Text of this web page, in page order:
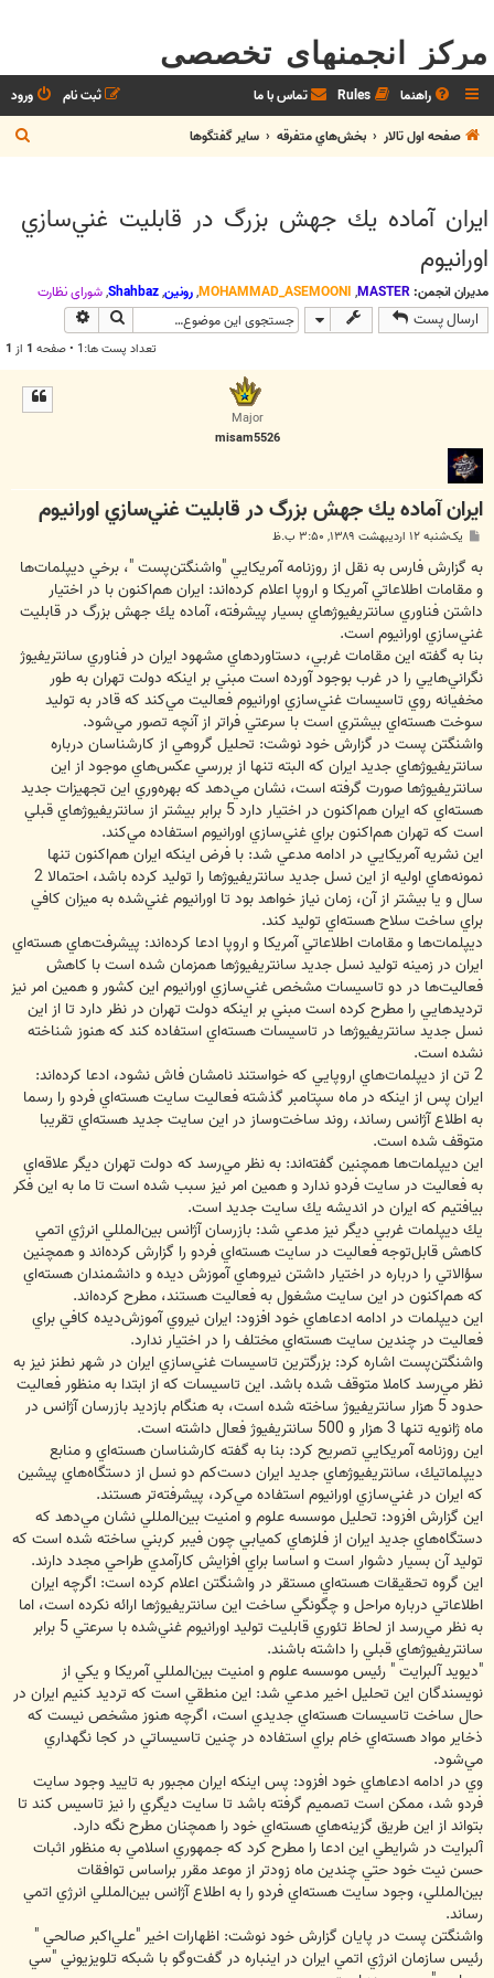
مرکز انجمنهای تخصصی
راهنما Rules تماس با ما ورود
ثبت نام
صفحه اول تالار
بخش‌‌هاي متفرقه ساير گفتگوها
س
ايران آماده يك جهش بزرگ در قابليت غني‌سازي
اورانيوم
مدیران انجمن: MASTER
,
MOHAMMAD_ASEMOONI
,رونین,
Shahbaz
,شوراي نظارت
ارسال پست جستجو
تعداد پست ها:1 • صفحه 1 از 1
Major
misam5526
ايران آماده يك جهش بزرگ در قابليت غني‌سازي اورانيوم
ت
یک‌شنبه ۱۲ اردیبهشت ۱۳۸۹, ۳:۵۰ ب.ظ
به گزارش فارس به نقل از روزنامه آمريكايي "واشنگتن‌پست "، برخي ديپلمات‌ها
و مقامات اطلاعاتي آمريكا و اروپا اعلام كرده‌اند: ايران هم‌اكنون با در اختيار
داشتن فناوري سانتريفيوژهاي بسيار پيشرفته، آماده يك جهش بزرگ در قابليت
غني‌سازي اورانيوم است.
بنا به گفته اين مقامات غربي، دستاوردهاي مشهود ايران در فناوري سانتريفيوژ
نگراني‌هايي را در غرب بوجود آورده است مبني بر اينكه دولت تهران به طور
مخفيانه روي تاسيسات غني‌سازي اورانيوم فعاليت مي‌كند كه قادر به توليد
سوخت هسته‌اي بيشتري است با سرعتي فراتر از آنچه تصور مي‌شود.
واشنگتن پست در گزارش خود نوشت: تحليل گروهي از كارشناسان درباره
سانتريفيوژهاي جديد ايران كه البته تنها از بررسي عكس‌هاي موجود از اين
سانتريفيوژها صورت گرفته است، نشان مي‌دهد كه بهره‌وري اين تجهيزات جديد
هسته‌اي كه ايران هم‌اكنون در اختيار دارد 5 برابر بيشتر از سانتريفيوژهاي قبلي
است كه تهران هم‌اكنون براي غني‌سازي اورانيوم استفاده مي‌كند.
اين نشريه آمريكايي در ادامه مدعي شد: با فرض اينكه ايران هم‌اكنون تنها
نمونه‌هاي اوليه از اين نسل جديد سانتريفيوژها را توليد كرده باشد، احتمالا 2
سال و يا بيشتر از آن، زمان نياز خواهد بود تا اورانيوم غني‌شده به ميزان كافي
براي ساخت سلاح هسته‌اي توليد كند.
ديپلمات‌ها و مقامات اطلاعاتي آمريكا و اروپا ادعا كرده‌اند: پيشرفت‌هاي هسته‌اي
ايران در زمينه توليد نسل جديد سانتريفيوژها همزمان شده است با كاهش
فعاليت‌ها در دو تاسيسات مشخص غني‌سازي اورانيوم اين كشور و همين امر نيز
ترديدهايي را مطرح كرده است مبني بر اينكه دولت تهران در نظر دارد تا از اين
نسل جديد سانتريفيوژها در تاسيسات هسته‌اي استفاده كند كه هنوز شناخته
نشده است.
2 تن از ديپلمات‌هاي اروپايي كه خواستند نامشان فاش نشود، ادعا كرده‌اند:
ايران پس از اينكه در ماه سپتامبر گذشته فعاليت سايت هسته‌اي فردو را رسما
به اطلاع آژانس رساند، روند ساخت‌وساز در اين سايت جديد هسته‌اي تقريبا
متوقف شده است.
اين ديپلمات‌ها همچنين گفته‌اند: به نظر مي‌رسد كه دولت تهران ديگر علاقه‌اي
به فعاليت در سايت فردو ندارد و همين امر نيز سبب شده است تا ما به اين فكر
بيافتيم كه ايران در انديشه يك سايت جديد است.
يك ديپلمات غربي ديگر نيز مدعي شد: بازرسان آژانس بين‌المللي انرژي اتمي
كاهش قابل‌توجه فعاليت در سايت هسته‌اي فردو را گزارش كرده‌اند و همچنين
سؤالاتي را درباره در اختيار داشتن نيروهاي آموزش ديده و دانشمندان هسته‌اي
كه هم‌اكنون در اين سايت مشغول به فعاليت هستند، مطرح كرده‌اند.
اين ديپلمات در ادامه ادعاهاي خود افزود: ايران نيروي آموزش‌ديده كافي براي
فعاليت در چندين سايت هسته‌اي مختلف را در اختيار ندارد.
واشنگتن‌پست اشاره كرد: بزرگترين تاسيسات غني‌سازي ايران در شهر نطنز نيز به
نظر مي‌رسد كاملا متوقف شده باشد. اين تاسيسات كه از ابتدا به منظور فعاليت
حدود 5 هزار سانتريفيوژ ساخته شده است، به هنگام بازديد بازرسان آژانس در
ماه ژانويه تنها 3 هزار و 500 سانتريفيوژ فعال داشته است.
اين روزنامه آمريكايي تصريح كرد: بنا به گفته كارشناسان هسته‌اي و منابع
ديپلماتيك، سانتريفيوژهاي جديد ايران دست‌كم دو نسل از دستگاه‌هاي پيشين
كه ايران در غني‌سازي اورانيوم استفاده مي‌كرد، پيشرفته‌تر هستند.
اين گزارش افزود: تحليل موسسه علوم و امنيت بين‌المللي نشان مي‌دهد كه
دستگاه‌هاي جديد ايران از فلزهاي كميابي چون فيبر كربني ساخته شده است كه
توليد آن بسيار دشوار است و اساسا براي افزايش كارآمدي طراحي مجدد دارند.
اين گروه تحقيقات هسته‌اي مستقر در واشنگتن اعلام كرده است: اگرچه ايران
اطلاعاتي درباره مراحل و چگونگي ساخت اين سانتريفيوژها ارائه نكرده است، اما
به نظر مي‌رسد از لحاظ تئوري قابليت توليد اورانيوم غني‌شده با سرعتي 5 برابر
سانتريفيوژهاي قبلي را داشته باشند.
"ديويد آلبرايت " رئيس موسسه علوم و امنيت بين‌المللي آمريكا و يكي از
نويسندگان اين تحليل اخير مدعي شد: اين منطقي است كه ترديد كنيم ايران در
حال ساخت تاسيسات هسته‌اي جديدي است، اگرچه هنوز مشخص نيست كه
ذخاير مواد هسته‌اي خام براي استفاده در چنين تاسيساتي در كجا نگهداري
مي‌شود.
وي در ادامه ادعاهاي خود افزود: پس اينكه ايران مجبور به تاييد وجود سايت
فردو شد، ممكن است تصميم گرفته باشد تا سايت ديگري را نيز تاسيس كند تا
بتواند از اين طريق گزينه‌هاي هسته‌اي خود را همچنان مطرح نگه دارد.
آلبرايت در شرايطي اين ادعا را مطرح كرد كه جمهوري اسلامي به منظور اثبات
حسن نيت خود حتي چندين ماه زودتر از موعد مقرر براساس توافقات
بين‌المللي، وجود سايت هسته‌اي فردو را به اطلاع آژانس بين‌المللي انرژي اتمي
رساند.
واشنگتن پست در پايان گزارش خود نوشت: اظهارات اخير "علي‌اكبر صالحي "
رئيس سازمان انرژي اتمي ايران در اينباره در گفت‌وگو با شبكه تلويزيوني "سي